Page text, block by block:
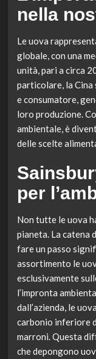
nella
Le uova
globale, con una
unità, pari a circa
particolare, la
e consumatore,
loro produzione.
ambientale, è
delle scelte
per
Non tutte le uova
pianeta. La catena
fare un passo
assortimento le
esclusivamente
l’impronta
dall’azienda, le
carbonio inferiore
marroni. Questa
che depongono